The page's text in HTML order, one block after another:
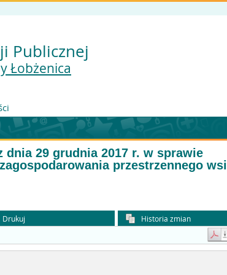
Publicznej
Łobżenica
dnia 29 grudnia 2017 r. w sprawie
przestrzennego wsi
Drukuj
Historia zmian